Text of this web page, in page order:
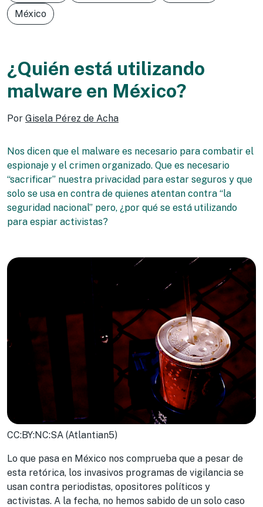
México
¿Quién está utilizando
malware en México?
Por Gisela Pérez de Acha
Nos dicen que el malware es necesario para combatir el
espionaje y el crimen organizado. Que es necesario
“sacrificar” nuestra privacidad para estar seguros y que
solo se usa en contra de quienes atentan contra “la
seguridad nacional” pero, ¿por qué se está utilizando
para espiar activistas?
CC:BY:NC:SA (Atlantian5)
Lo que pasa en México nos comprueba que a pesar de
esta retórica, los invasivos programas de vigilancia se
usan contra periodistas, opositores políticos y
activistas. A la fecha, no hemos sabido de un solo caso